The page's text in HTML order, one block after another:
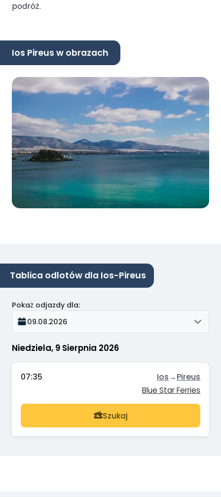
podróż.
Ios Pireus w obrazach
Tablica odlotów dla Ios-Pireus
Niedziela, 9 Sierpnia 2026
Pokaż odjazdy dla:
09.08.2026
07:35 Ios→Pireus
Blue Star Ferries
Szukaj